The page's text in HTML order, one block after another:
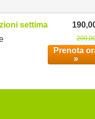
settimanali
Prenota
»